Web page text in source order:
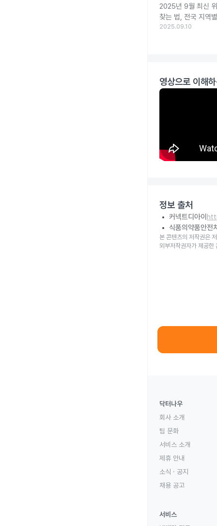
2025년 9월 최신
찾는 법, 전국 지역
2025.09.10
영상으로 이해
정보 출처
커넥트디아이
식품의약품안전
본 콘텐츠의 저작권은
외부저작권자가 제공한
닥터나우
회사 소개
팀 문화
서비스 소개
제휴 안내
소식 · 공지
채용 공고
서비스